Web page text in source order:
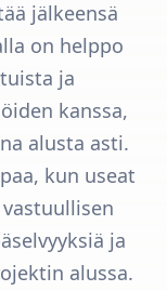
jälkeensä
on helppo
ja
kanssa,
alusta asti.
kun useat
ja
alussa.